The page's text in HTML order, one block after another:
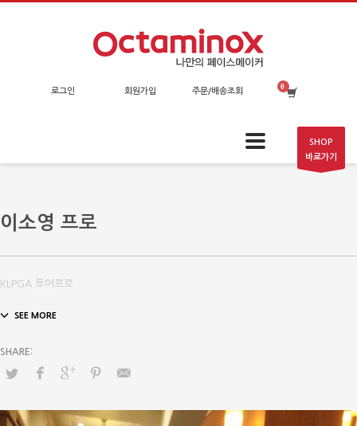
로그인 회원가입 주문/배송조회
SHOP
바로가기
이소영 프로
KLPGA 투어프로